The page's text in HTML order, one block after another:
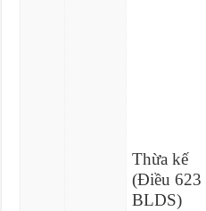
Thừa kế
(Điều 623
BLDS)